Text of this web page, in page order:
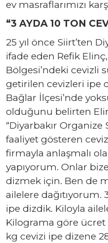
ev masraflarımızı
“3 AYDA 10 TON
25 yıl önce Siirt’ten
ifade eden Refik
Bölgesi’ndeki cevizli
getirilen cevizleri ipe
Bağlar İlçesi’nde
olduğunu belirten
“Diyarbakır Organize
faaliyet gösteren
firmayla anlaşmalı
yapıyorum. Onlar
dizmek için. Ben de
ailelere dağıtıyorum.
ipe dizdik. Kiloyla
Kilograma göre ücret
kg cevizi ipe dizene